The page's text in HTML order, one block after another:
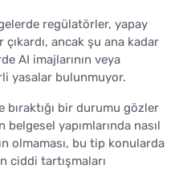
regülatörler, yapay
ancak şu ana kadar
AI imajlarının veya
yasalar bulunmuyor.
bir durumu gözler
yapımlarında nasıl
olmaması, bu tip konularda
ciddi tartışmaları